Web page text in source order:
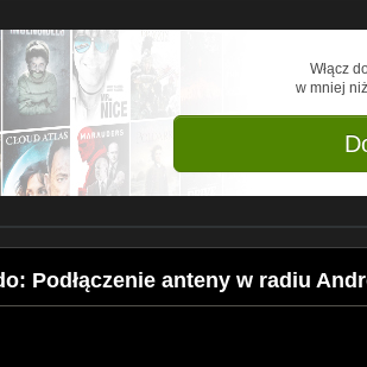
Włącz
w mniej
Podłączenie anteny w radiu